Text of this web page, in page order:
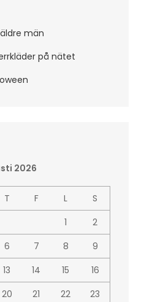
män
på nätet
2026
T F L
S
1
2
6 7 8
9
13 14 15
16
20 21 22
23